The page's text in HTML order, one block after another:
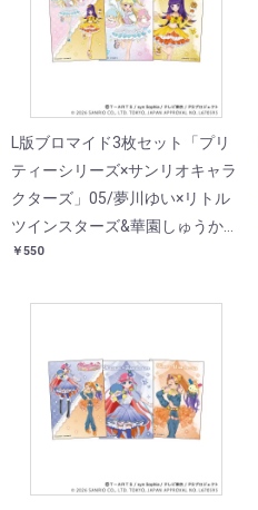
L版ブロマイド3枚セット「プリ
ティーシリーズ×サンリオキャラ
クターズ」05/夢川ゆい×リトル
ツインスターズ&華園しゅうか×
コロコロクリリン(コラボイラス
￥550